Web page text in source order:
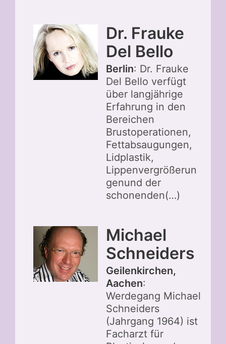
Dr. Frauke
Del Bello
Berlin: Dr. Frauke
Del Bello verfügt
über langjährige
Erfahrung in den
Bereichen
Brustoperationen,
Fettabsaugungen,
Lidplastik,
Lippenvergrößerun
genund der
schonenden(…)
Michael
Schneiders
Geilenkirchen,
Aachen:
Werdegang Michael
Schneiders
(Jahrgang 1964) ist
Facharzt für